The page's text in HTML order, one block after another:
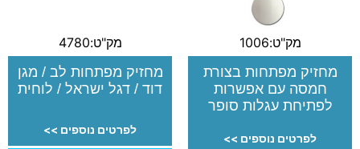
מק"ט:1006
מחזיק מפתחות בצורת
חמסה עם אפשרות
לפתיחת עגלות סופר
לפרטים נוספים >>
מק"ט:4780
מחזיק מפתחות לב / מגן
דוד / דגל ישראל / לוחית
לפרטים נוספים >>